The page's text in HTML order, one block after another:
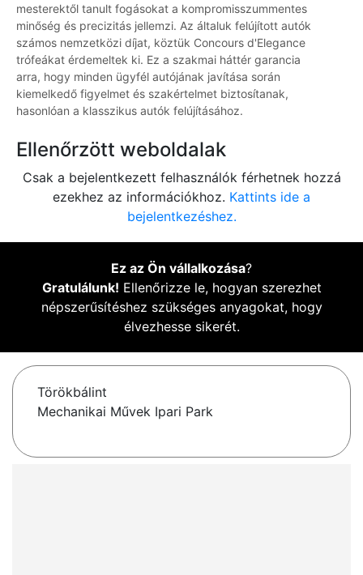
mesterektől tanult fogásokat a kompromisszummentes
minőség és precizitás jellemzi. Az általuk felújított autók
számos nemzetközi díjat, köztük Concours d'Elegance
trófeákat érdemeltek ki. Ez a szakmai háttér garancia
arra, hogy minden ügyfél autójának javítása során
kiemelkedő figyelmet és szakértelmet biztosítanak,
hasonlóan a klasszikus autók felújításához.
Ellenőrzött weboldalak
Csak a bejelentkezett felhasználók férhetnek hozzá
ezekhez az információkhoz. Kattints ide a
bejelentkezéshez.
Ez az Ön vállalkozása?
Gratulálunk! Ellenőrizze le, hogyan szerezhet
népszerűsítéshez szükséges anyagokat, hogy
élvezhesse sikerét.
Törökbálint
Mechanikai Művek Ipari Park